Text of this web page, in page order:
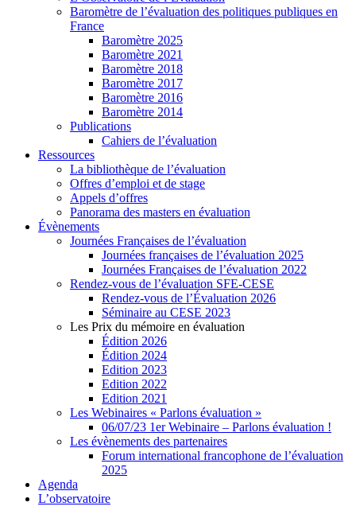
Baromètre de l’évaluation des politiques publiques en
France
Baromètre 2025
Baromètre 2021
Baromètre 2018
Baromètre 2017
Baromètre 2016
Baromètre 2014
Publications
Cahiers de l’évaluation
Ressources
La bibliothèque de l’évaluation
Offres d’emploi et de stage
Appels d’offres
Panorama des masters en évaluation
Évènements
Journées Françaises de l’évaluation
Journées françaises de l’évaluation 2025
Journées Françaises de l’évaluation 2022
Rendez-vous de l’évaluation SFE-CESE
Rendez-vous de l’Évaluation 2026
Séminaire au CESE 2023
Les Prix du mémoire en évaluation
Édition 2026
Édition 2024
Edition 2023
Edition 2022
Edition 2021
Les Webinaires « Parlons évaluation »
06/07/23 1er Webinaire – Parlons évaluation !
Les évènements des partenaires
Forum international francophone de l’évaluation
2025
Agenda
L’observatoire